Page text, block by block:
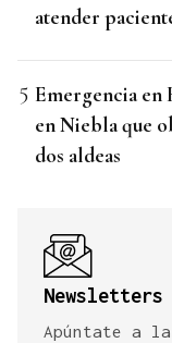
atender
Emergencia en
en Niebla que
dos aldeas
Newsletters
Apúntate a